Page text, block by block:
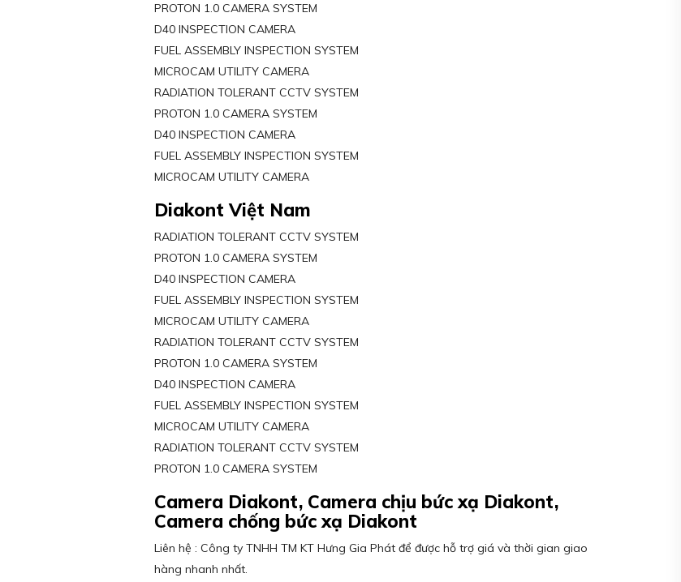
PROTON 1.0 CAMERA SYSTEM
D40 INSPECTION CAMERA
FUEL ASSEMBLY INSPECTION SYSTEM
MICROCAM UTILITY CAMERA
RADIATION TOLERANT CCTV SYSTEM
PROTON 1.0 CAMERA SYSTEM
D40 INSPECTION CAMERA
FUEL ASSEMBLY INSPECTION SYSTEM
MICROCAM UTILITY CAMERA
Diakont Việt Nam
RADIATION TOLERANT CCTV SYSTEM
PROTON 1.0 CAMERA SYSTEM
D40 INSPECTION CAMERA
FUEL ASSEMBLY INSPECTION SYSTEM
MICROCAM UTILITY CAMERA
RADIATION TOLERANT CCTV SYSTEM
PROTON 1.0 CAMERA SYSTEM
D40 INSPECTION CAMERA
FUEL ASSEMBLY INSPECTION SYSTEM
MICROCAM UTILITY CAMERA
RADIATION TOLERANT CCTV SYSTEM
PROTON 1.0 CAMERA SYSTEM
Camera Diakont, Camera chịu bức xạ Diakont,
Camera chống bức xạ Diakont
Liên hệ : Công ty TNHH TM KT Hưng Gia Phát để được hỗ trợ giá và thời gian giao
hàng nhanh nhất.